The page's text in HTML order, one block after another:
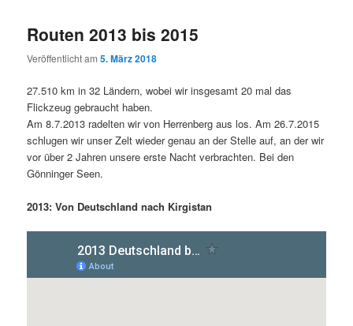
Routen 2013 bis 2015
Veröffentlicht am5. März 2018
27.510 km in 32 Ländern, wobei wir insgesamt 20 mal das
Flickzeug gebraucht haben.
Am 8.7.2013 radelten wir von Herrenberg aus los. Am 26.7.2015
schlugen wir unser Zelt wieder genau an der Stelle auf, an der wir
vor über 2 Jahren unsere erste Nacht verbrachten. Bei den
Gönninger Seen.
2013: Von Deutschland nach Kirgistan